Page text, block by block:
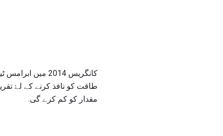
کانگریس 2014
مقدار کو کم کرے گی.